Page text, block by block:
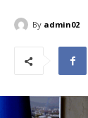
By admin02